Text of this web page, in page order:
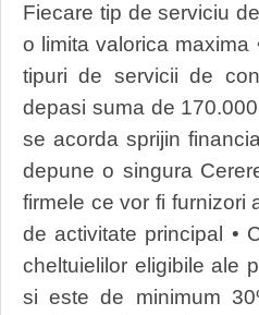
Fiecare tip de serviciu
o limita valorica maxima
tipuri de servicii de
depasi suma de
se acorda sprijin
depune o singura
firmele ce vor fi furnizori
de activitate principal •
cheltuielilor eligibile ale
si este de minimum